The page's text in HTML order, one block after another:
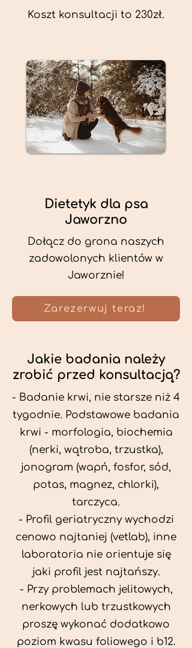
Koszt konsultacji to 230zł.
Dietetyk dla psa
Jaworzno
Dołącz do grona naszych
zadowolonych klientów w
Jaworznie!
Zarezerwuj teraz!
Jakie badania należy
zrobić przed konsultacją?
- Badanie krwi, nie starsze niż 4
tygodnie. Podstawowe badania
krwi - morfologia, biochemia
(nerki, wątroba, trzustka),
jonogram (wapń, fosfor, sód,
potas, magnez, chlorki),
tarczyca.
- Profil geriatryczny wychodzi
cenowo najtaniej (vetlab), inne
laboratoria nie orientuje się
jaki profil jest najtańszy.
- Przy problemach jelitowych,
nerkowych lub trzustkowych
proszę wykonać dodatkowo
poziom kwasu foliowego i b12.